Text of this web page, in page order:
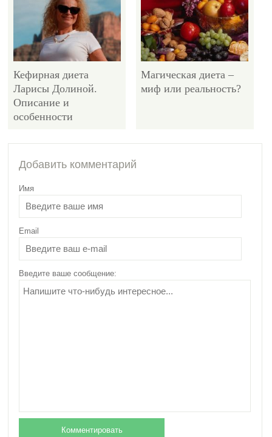
Кефирная диета
Ларисы Долиной.
Описание и
особенности
Магическая диета –
миф или реальность?
Самые популярные
диеты для похудения.
ТОП-5
Добавить комментарий
Имя
Email
Введите ваше сообщение: